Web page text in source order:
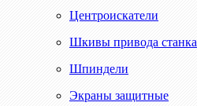
Центроискатели
Шкивы привода станка
Шпиндели
Экраны защитные